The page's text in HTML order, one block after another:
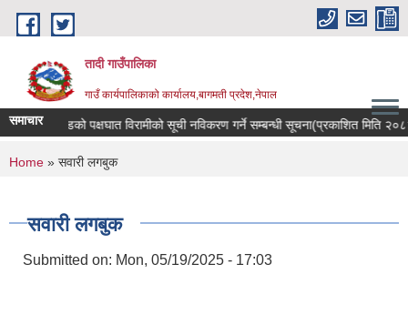
Skip to main content
तादी गाउँपालिका
गाउँ कार्यपालिकाको कार्यालय,बागमती प्रदेश,नेपाल
समाचारर मेरुदण्डको पक्षघात विरामीको सूची नविकरण गर्ने सम्बन्धी सूचना(प्रकाशित मिति
You are here
Home » सवारी लगबुक
सवारी लगबुक
Submitted on: Mon, 05/19/2025 - 17:03